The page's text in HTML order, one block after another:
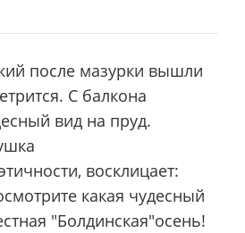
после мазурки вышли
С балкона
вид на пруд.
восклицает:
какая чудесный
"Болдинская"осень!